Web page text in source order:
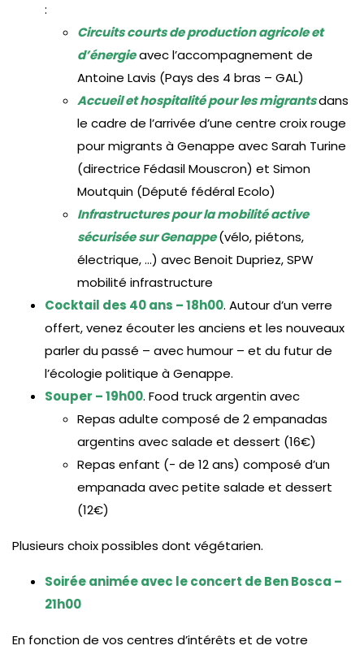
:
Circuits courts de production agricole et
d’énergieavec l’accompagnement de
Antoine Lavis (Pays des 4 bras – GAL)
Accueil et hospitalité pour les migrantsdans
le cadre de l’arrivée d’une centre croix rouge
pour migrants à Genappe avec Sarah Turine
(directrice Fédasil Mouscron) et Simon
Moutquin (Député fédéral Ecolo)
Infrastructures pour la mobilité active
sécurisée sur Genappe(vélo, piétons,
électrique, …) avec Benoit Dupriez, SPW
mobilité infrastructure
Cocktail des 40 ans – 18h00. Autour d’un verre
offert, venez écouter les anciens et les nouveaux
parler du passé – avec humour – et du futur de
l’écologie politique à Genappe.
Souper – 19h00. Food truck argentin avec
Repas adulte composé de 2 empanadas
argentins avec salade et dessert (16€)
Repas enfant (- de 12 ans) composé d’un
empanada avec petite salade et dessert
(12€)
Plusieurs choix possibles dont végétarien.
Soirée animée avec le concert de Ben Bosca –
21h00
En fonction de vos centres d’intérêts et de votre